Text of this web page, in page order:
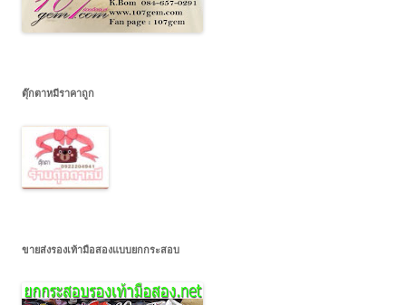
ตุ๊กตาหมีราคาถูก
ขายส่งรองเท้ามือสองแบบยกกระสอบ